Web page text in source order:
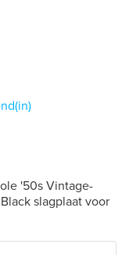
'50s Vintage-
slagplaat voor